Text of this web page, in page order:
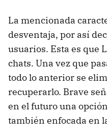
La mencionada
desventaja, por así
usuarios. Esta es que
chats. Una vez que
todo lo anterior se
recuperarlo. Brave
en el futuro una
también enfocada en